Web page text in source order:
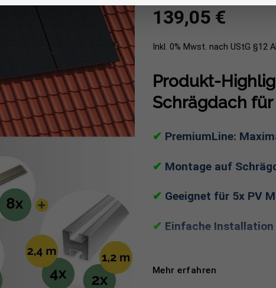
139,05 €
Inkl. 0% Mwst. nach UStG §12
Produkt-
Schrägdach
✔ PremiumLine:
✔ Montage auf
✔ Geeignet für 5x PV
✔ Einfache Installation
Mehr erfahren